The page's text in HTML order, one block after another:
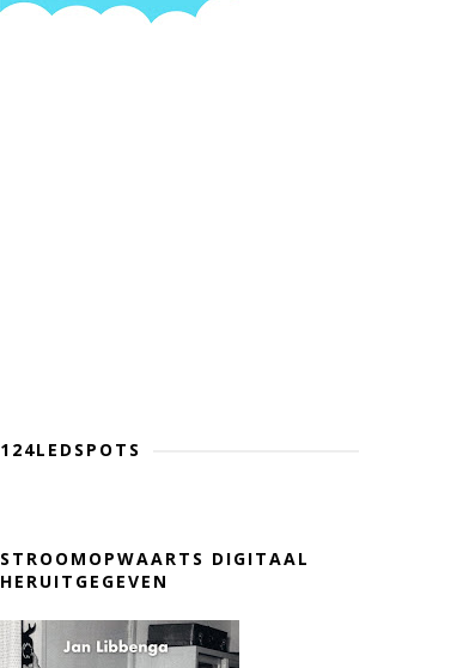
124LEDSPOTS
STROOMOPWAARTS DIGITAAL
HERUITGEGEVEN